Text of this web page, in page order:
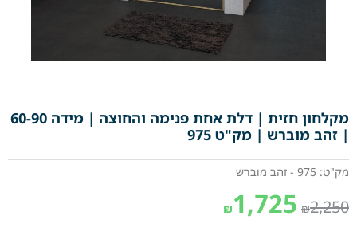
מקלחון חזית | דלת אחת פנימה והחוצה | מידה 60-90
| זהב מוברש | מק"ט 975
מק"ט: 975 - זהב מוברש
₪2,250
₪1,725